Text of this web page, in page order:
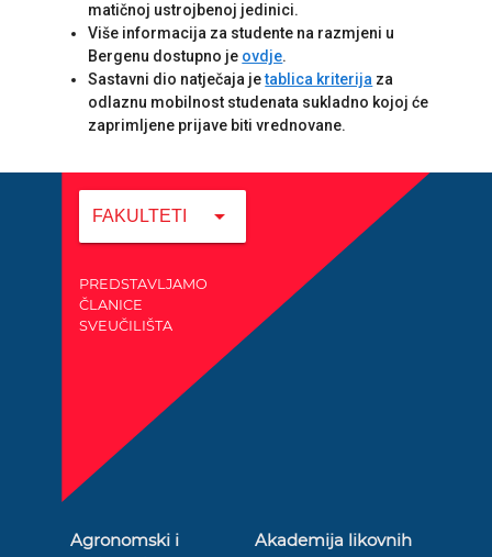
matičnoj ustrojbenoj jedinici.
Više informacija za studente na razmjeni u
Bergenu dostupno je ovdje.
Sastavni dio natječaja jetablica kriterija za
odlaznu mobilnost studenata sukladno kojoj će
zaprimljene prijave biti vrednovane.
FAKULTETI arrow_drop_down
PREDSTAVLJAMO
ČLANICE
SVEUČILIŠTA
Agronomski i
Akademija likovnih